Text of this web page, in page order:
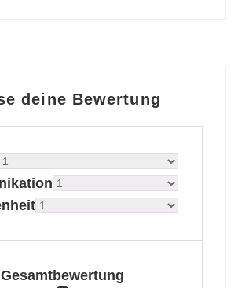
deine Bewertung
Gesamtbewertung